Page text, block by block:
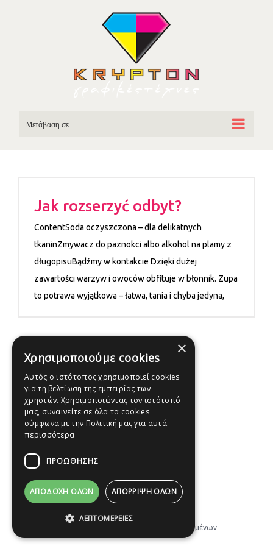
Μετάβαση σε ...
Jak rozserzyć odbyt?
ContentSoda oczyszczona – dla delikatnych
tkaninZmywacz do paznokci albo alkohol na plamy z
długopisuBądźmy w kontakcie Dzięki dużej
zawartości warzyw i owoców obfituje w błonnik. Zupa
to potrawa wyjątkowa – łatwa, tania i chyba jedyna,
© Copyright 2012 -
2026
Προστασία Προσωπικών Δεδομένων
×
Χρησιμοποιούμε cookies
Αυτός ο ιστότοπος χρησιμοποιεί cookies
για τη βελτίωση της εμπειρίας των
χρηστών. Χρησιμοποιώντας τον ιστότοπό
μας, συναινείτε σε όλα τα cookies
σύμφωνα με την Πολιτική μας για αυτά.
περισσότερα
ΠΡΟΩΘΗΣΗΣ
ΑΠΟΔΟΧΉ ΌΛΩΝ ΑΠΌΡΡΙΨΗ ΌΛΩΝ
ΛΕΠΤΟΜΈΡΕΙΕΣ